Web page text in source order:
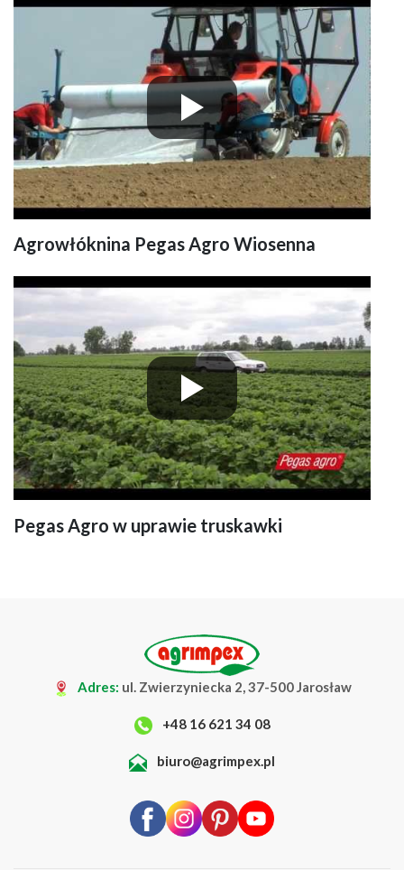
Agrowłóknina Pegas Agro Wiosenna
Pegas Agro w uprawie truskawki
Adres: ul. Zwierzyniecka 2, 37-500 Jarosław
+48 16 621 34 08
biuro@agrimpex.pl